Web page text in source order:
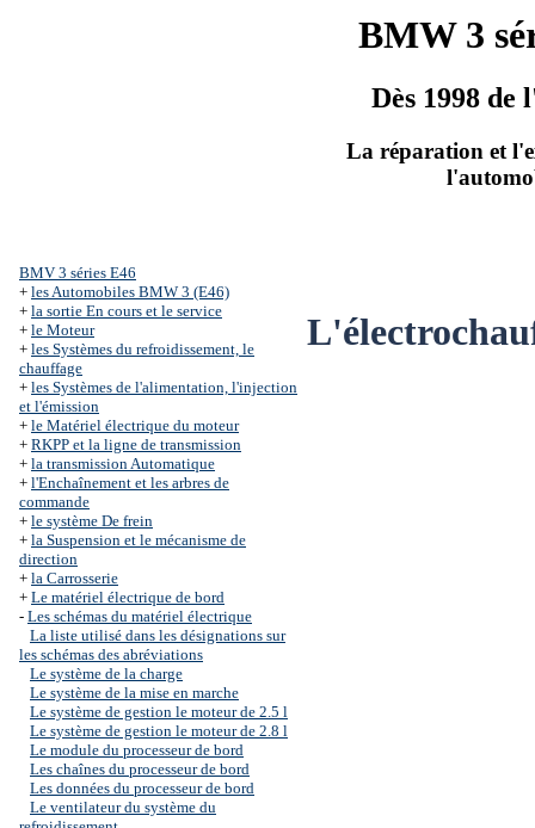
BMW 3
Dès 1998 de
La réparation et
BMV 3 séries Е46
+ les Automobiles BMW 3 (Е46)
+ la sortie En cours et le service
+ le Moteur
+ les Systèmes du refroidissement, le
chauffage
+ les Systèmes de l'alimentation, l'injection
et l'émission
+ le Matériel électrique du moteur
+ RKPP et la ligne de transmission
+ la transmission Automatique
+ l'Enchaînement et les arbres de
commande
+ le système De frein
+ la Suspension et le mécanisme de
direction
+ la Carrosserie
+ Le matériel électrique de bord
- Les schémas du matériel électrique
La liste utilisé dans les désignations sur
les schémas des abréviations
Le système de la charge
Le système de la mise en marche
Le système de gestion le moteur de 2.5 l
Le système de gestion le moteur de 2.8 l
Le module du processeur de bord
Les chaînes du processeur de bord
Les données du processeur de bord
Le ventilateur du système du